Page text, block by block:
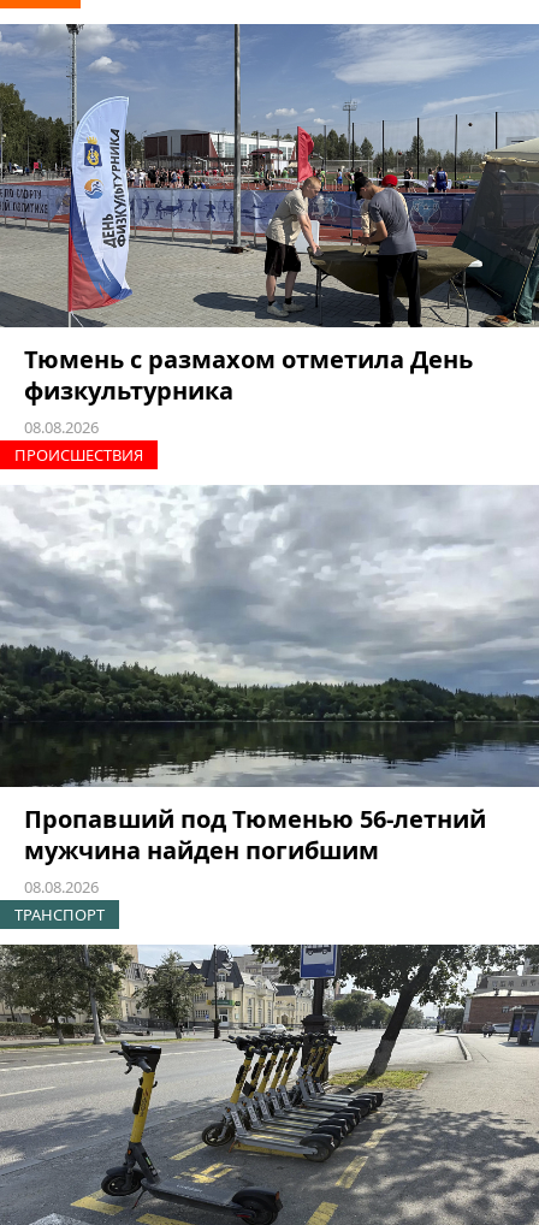
Тюмень с размахом отметила День
физкультурника
08.08.2026
ПРОИCШЕСТВИЯ
Пропавший под Тюменью 56-летний
мужчина найден погибшим
08.08.2026
ТРАНСПОРТ